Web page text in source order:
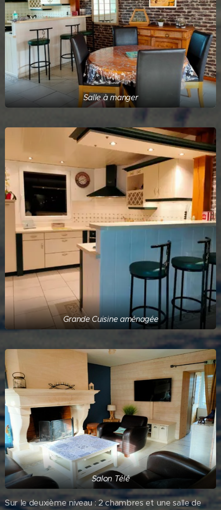
Salle à manger
Grande Cuisine aménagée
Salon Télé
Sur le deuxième niveau : 2 chambres et une salle de